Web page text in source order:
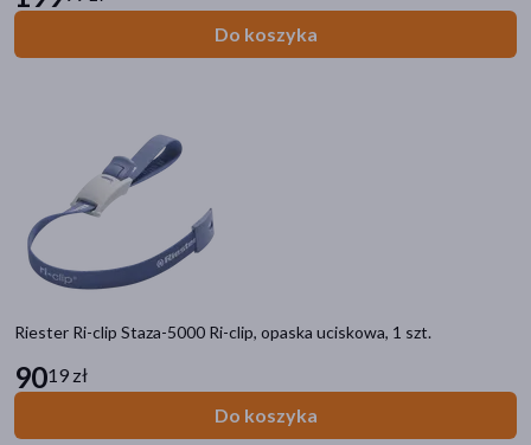
Do koszyka
Riester Ri-clip Staza-5000 Ri-clip, opaska uciskowa, 1 szt.
9019 zł
Do koszyka